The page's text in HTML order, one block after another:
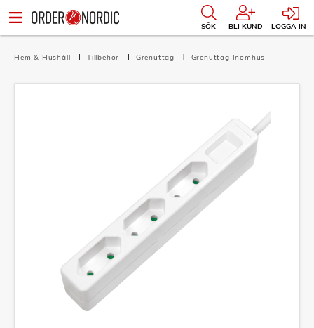
SÖK BLI KUND LOGGA IN
Hem & Hushåll Tillbehör Grenuttag Grenuttag Inomhus